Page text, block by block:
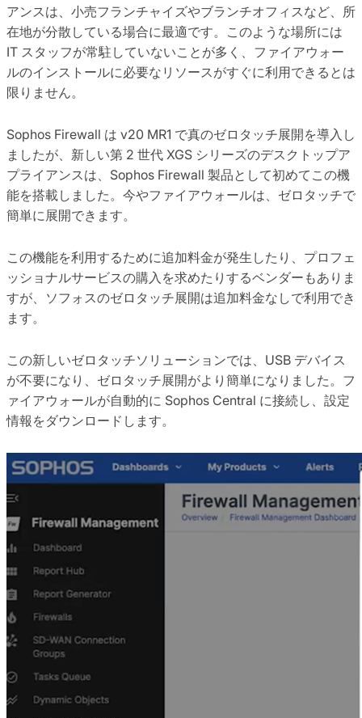
アンスは、小売フランチャイズやブランチオフィスなど、所
在地が分散している場合に最適です。このような場所には
IT スタッフが常駐していないことが多く、ファイアウォー
ルのインストールに必要なリソースがすぐに利用できるとは
限りません。
Sophos Firewall は v20 MR1 で真のゼロタッチ展開を導入し
ましたが、新しい第 2 世代 XGS シリーズのデスクトップア
プライアンスは、Sophos Firewall 製品として初めてこの機
能を搭載しました。今やファイアウォールは、ゼロタッチで
簡単に展開できます。
この機能を利用するために追加料金が発生したり、プロフェ
ッショナルサービスの購入を求めたりするベンダーもありま
すが、ソフォスのゼロタッチ展開は追加料金なしで利用でき
ます。
この新しいゼロタッチソリューションでは、USB デバイス
が不要になり、ゼロタッチ展開がより簡単になりました。フ
ァイアウォールが自動的に Sophos Central に接続し、設定
情報をダウンロードします。